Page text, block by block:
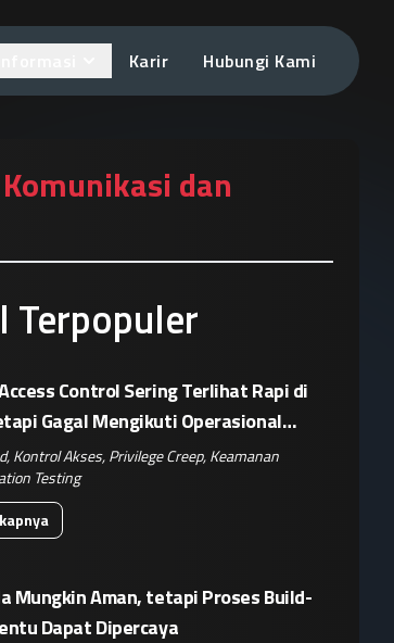
Karir Hubungi Kami
dan
Terpopuler
Control Sering Terlihat Rapi di
Gagal Mengikuti Operasional
,Kontrol Akses,Privilege Creep,Keamanan
Testing
Mungkin Aman, tetapi Proses Build-
Dapat Dipercaya